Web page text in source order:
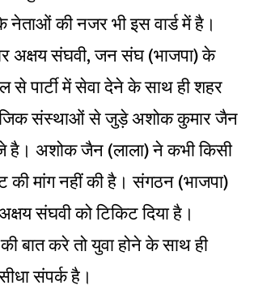
की नजर भी इस वार्ड में है।
अक्षय संघवी, जन संघ (भाजपा) के
पार्टी में सेवा देने के साथ ही शहर
संस्थाओं से जुड़े अशोक कुमार जैन
है। अशोक जैन (लाला) ने कभी किसी
की मांग नहीं की है। संगठन (भाजपा)
संघवी को टिकिट दिया है।
बात करे तो युवा होने के साथ ही
संपर्क है।